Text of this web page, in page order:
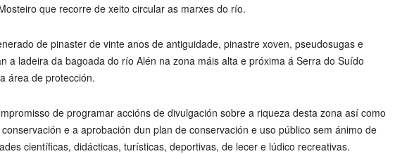
que recorre de xeito circular as marxes do río.
de pinaster de vinte anos de antiguidade, pinastre xoven, pseudosugas e
a ladeira da bagoada do río Alén na zona máis alta e próxima á Serra do Suído
área de protección.
de programar accións de divulgación sobre a riqueza desta zona así como
e a aprobación dun plan de conservación e uso público sem ánimo de
científicas, didácticas, turísticas, deportivas, de lecer e lúdico recreativas.